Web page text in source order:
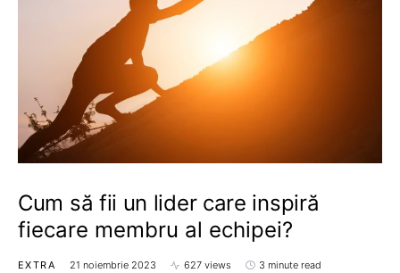
Cum să fii un lider care inspiră
fiecare membru al echipei?
EXTRA 21 noiembrie 2023 627 views 3 minute read